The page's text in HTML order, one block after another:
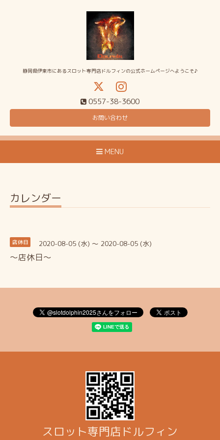
静岡県伊東市にあるスロット専門店ドルフィンの公式ホームページへようこそ♪
0557-38-3600
お問い合わせ
MENU
カレンダー
店休日 2020-08-05 (水) ～ 2020-08-05 (水)
～店休日～
スロット専門店ドルフィン